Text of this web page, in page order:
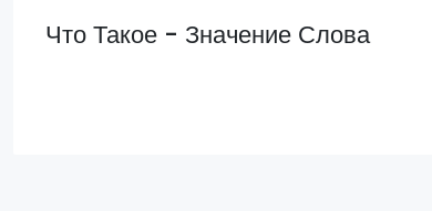
Что Такое - Значение Слова